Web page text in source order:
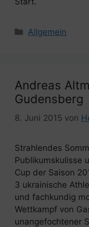
Kategorien
Allgemein
Andreas
Gudensberg
8. Juni 2015 von
Strahlendes
Publikumskulisse
Cup der Saison
3 ukrainische
und fachkundig
Wettkampf von
unangefochtener